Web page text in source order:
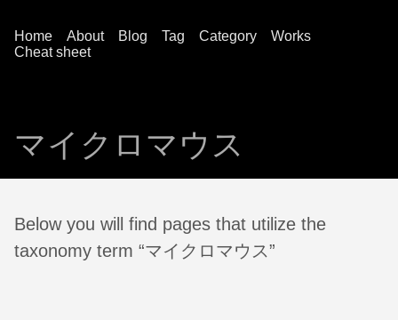
Home About Blog Tag Category
Works
Cheat sheet
マイクロマウス
Below you will find pages that utilize the
taxonomy term “マイクロマウス”